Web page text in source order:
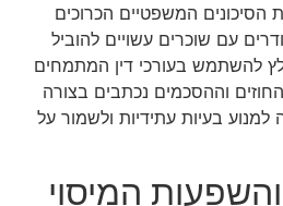
המשפטיים הכרוכים
עם שוכרים עשויים להוביל
להשתמש בעורכי דין המתמחים
וההסכמים נכתבים בצורה
בעיות עתידיות ולשמור על
המיסוי